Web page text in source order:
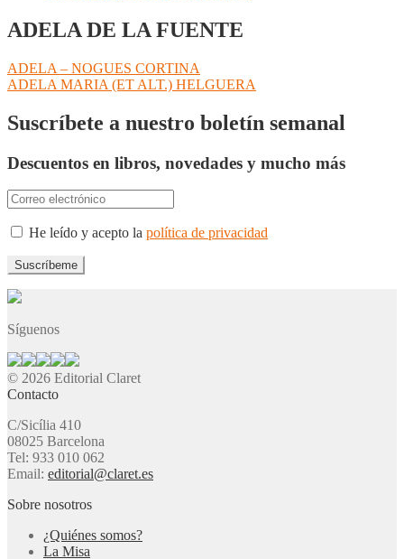
ADELA DE LA FUENTE
Navegación
de
entradas
Anterior:
ADELA – NOGUES CORTINA
Siguiente:
ADELA MARIA (ET ALT.) HELGUERA
Suscríbete a nuestro boletín semanal
Descuentos en libros, novedades y mucho más
He leído y acepto la política de privacidad
Síguenos
© 2026 Editorial Claret
Contacto
C/Sicília 410
08025 Barcelona
Tel: 933 010 062
Email: editorial@claret.es
Sobre nosotros
¿Quiénes somos?
La Misa